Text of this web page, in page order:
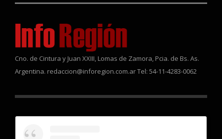
Cno. de Cintura y Juan XXIII, Lomas de Zamora, Pcia. de Bs. As.
Argentina. redaccion@inforegion.com.ar Tel: 54-11-4283-0062